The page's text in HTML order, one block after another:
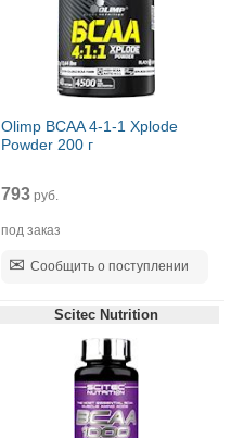
Olimp BCAA 4-1-1 Xplode
Powder 200 г
793 руб.
под заказ
Сообщить о поступлении
Scitec Nutrition